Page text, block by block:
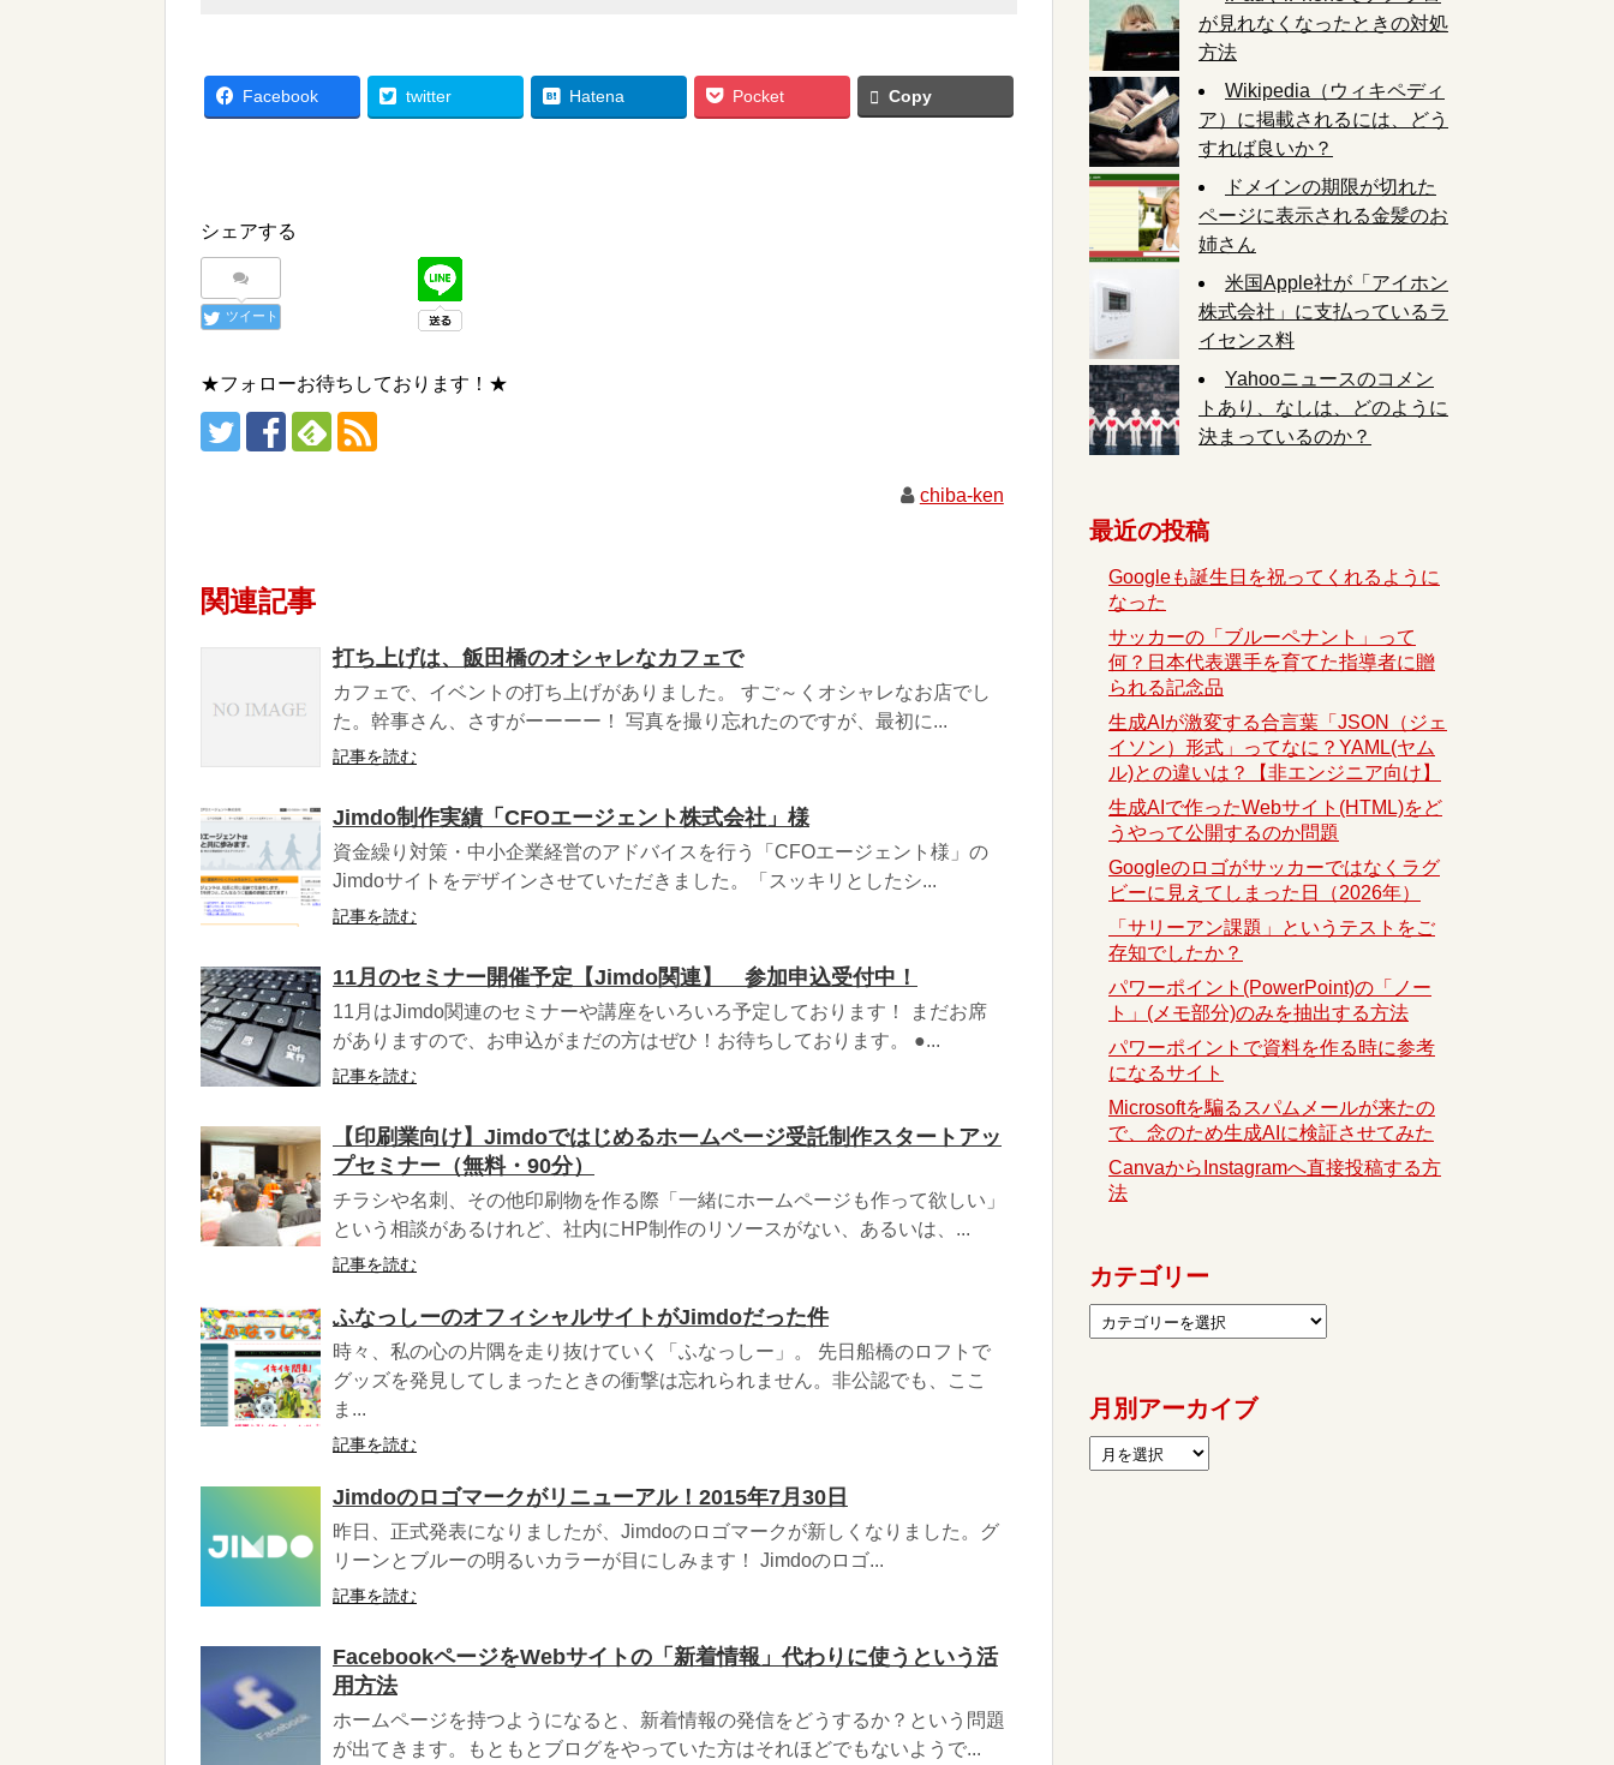
Facebook twitter Hatena Pocket Copy
シェアする
ツイート
★フォローお待ちしております！★
chiba-ken
関連記事
打ち上げは、飯田橋のオシャレなカフェで
カフェで、イベントの打ち上げがありました。 すご～くオシャレなお店でし
た。幹事さん、さすがーーーー！ 写真を撮り忘れたのですが、最初に...
記事を読む
Jimdo制作実績「CFOエージェント株式会社」様
資金繰り対策・中小企業経営のアドバイスを行う「CFOエージェント様」の
Jimdoサイトをデザインさせていただきました。「スッキリとしたシ...
記事を読む
11月のセミナー開催予定【Jimdo関連】 参加申込受付中！
11月はJimdo関連のセミナーや講座をいろいろ予定しております！ まだお席
がありますので、お申込がまだの方はぜひ！お待ちしております。 ●...
記事を読む
【印刷業向け】Jimdoではじめるホームページ受託制作スタートアッ
プセミナー（無料・90分）
チラシや名刺、その他印刷物を作る際「一緒にホームページも作って欲しい」
という相談があるけれど、社内にHP制作のリソースがない、あるいは、...
記事を読む
ふなっしーのオフィシャルサイトがJimdoだった件
時々、私の心の片隅を走り抜けていく「ふなっしー」。 先日船橋のロフトで
グッズを発見してしまったときの衝撃は忘れられません。非公認でも、ここ
ま...
記事を読む
Jimdoのロゴマークがリニューアル！2015年7月30日
昨日、正式発表になりましたが、Jimdoのロゴマークが新しくなりました。グ
リーンとブルーの明るいカラーが目にしみます！ Jimdoのロゴ...
記事を読む
FacebookページをWebサイトの「新着情報」代わりに使うという活
用方法
ホームページを持つようになると、新着情報の発信をどうするか？という問題
が出てきます。もともとブログをやっていた方はそれほどでもないようで...
が見れなくなったときの対処
方法
Wikipedia（ウィキペディ
ア）に掲載されるには、どう
すれば良いか？
ドメインの期限が切れた
ページに表示される金髪のお
姉さん
米国Apple社が「アイホン
株式会社」に支払っているラ
イセンス料
Yahooニュースのコメン
トあり、なしは、どのように
決まっているのか？
最近の投稿
Googleも誕生日を祝ってくれるように
なった
サッカーの「ブルーペナント」って
何？日本代表選手を育てた指導者に贈
られる記念品
生成AIが激変する合言葉「JSON（ジェ
イソン）形式」ってなに？YAML(ヤム
ル)との違いは？【非エンジニア向け】
生成AIで作ったWebサイト(HTML)をど
うやって公開するのか問題
Googleのロゴがサッカーではなくラグ
ビーに見えてしまった日（2026年）
「サリーアン課題」というテストをご
存知でしたか？
パワーポイント(PowerPoint)の「ノー
ト」(メモ部分)のみを抽出する方法
パワーポイントで資料を作る時に参考
になるサイト
Microsoftを騙るスパムメールが来たの
で、念のため生成AIに検証させてみた
CanvaからInstagramへ直接投稿する方
法
カテゴリー
月別アーカイブ